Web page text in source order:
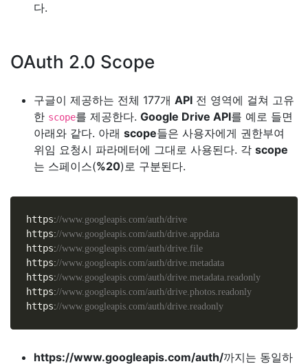
다.
OAuth 2.0 Scope
구글이 제공하는 전체 177개 API 전 영역에 걸쳐 고유
한 scope를 제공한다. Google Drive API를 예로 들면
아래와 같다. 아래 scope들은 사용자에게 권한부여
위임 요청시 파라메터에 그대로 사용된다. 각 scope
는 스페이스(%20)로 구분된다.
https://www.googleapis.com/auth/drive
https://www.googleapis.com/auth/drive.appdata
https://www.googleapis.com/auth/drive.file
https://www.googleapis.com/auth/drive.metadata
https://www.googleapis.com/auth/drive.metadata.readonly
https://www.googleapis.com/auth/drive.photos.readonly
https://www.googleapis.com/auth/drive.readonly
https://www.googleapis.com/auth/까지는 동일하